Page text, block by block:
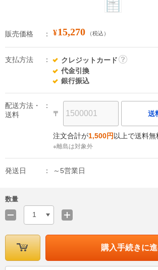
販売価格 ¥15,270 （税込）
支払方法
クレジットカード
代金引換
銀行振込
配送方法・
送料
〒 送
注文合計が1,500円 以上で送料無
※離島は対象外
発送日 ～5営業日
数量
1
購入手続きに